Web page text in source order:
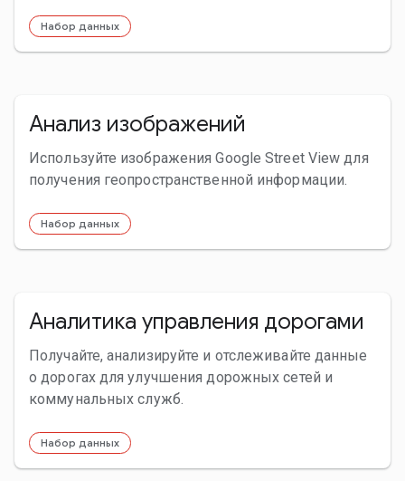
Набор данных
Анализ изображений
Используйте изображения Google Street View для
получения геопространственной информации.
Набор данных
Аналитика управления дорогами
Получайте, анализируйте и отслеживайте данные
о дорогах для улучшения дорожных сетей и
коммунальных служб.
Набор данных